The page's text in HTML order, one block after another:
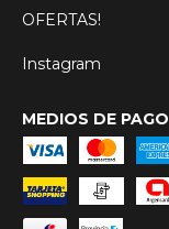
OFERTAS!
Instagram
MEDIOS DE PAGO